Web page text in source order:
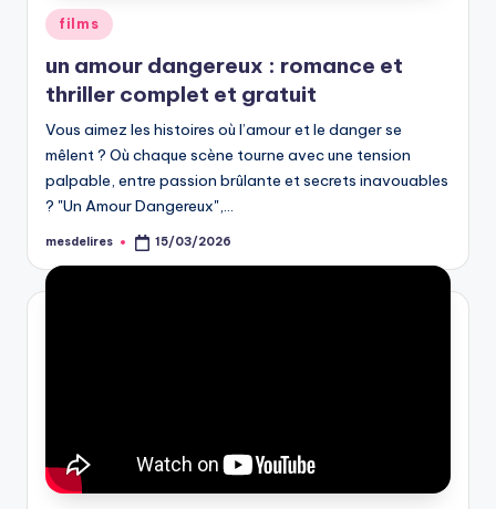
Posted
in
films
un amour dangereux : romance et
thriller complet et gratuit
Vous aimez les histoires où l’amour et le danger se
mêlent ? Où chaque scène tourne avec une tension
palpable, entre passion brûlante et secrets inavouables
? "Un Amour Dangereux",…
Posted
mesdelires 15/03/2026